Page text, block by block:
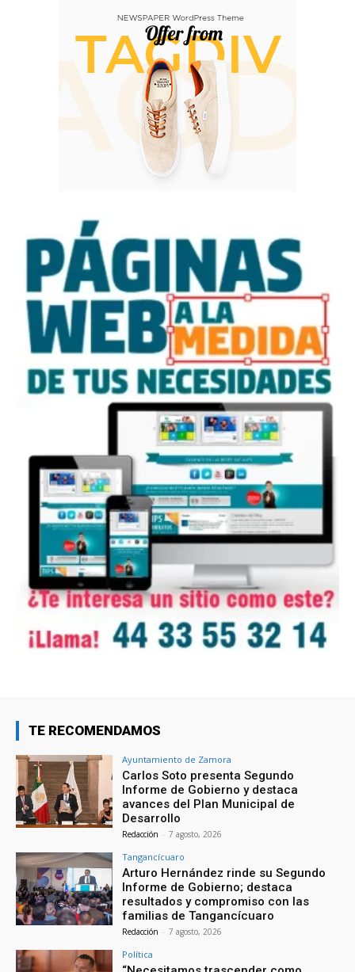
TE RECOMENDAMOS
Ayuntamiento de Zamora
Carlos Soto presenta Segundo
Informe de Gobierno y destaca
avances del Plan Municipal de
Desarrollo
Redacción - 7 agosto, 2026
Tangancícuaro
Arturo Hernández rinde su Segundo
Informe de Gobierno; destaca
resultados y compromiso con las
familias de Tangancícuaro
Redacción - 7 agosto, 2026
Política